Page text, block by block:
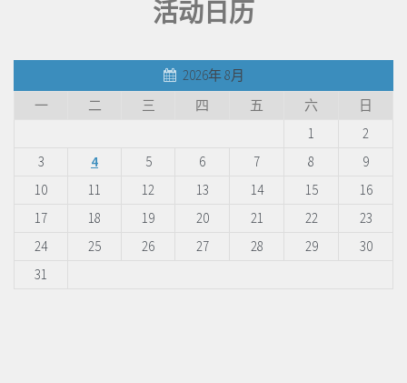
活动日历
2026年 8月
一
二 三 四 五 六
日
1
2
3
4 5 6 7 8
9
10
11 12 13 14 15
16
17
18 19 20 21 22
23
24
25 26 27 28 29
30
31